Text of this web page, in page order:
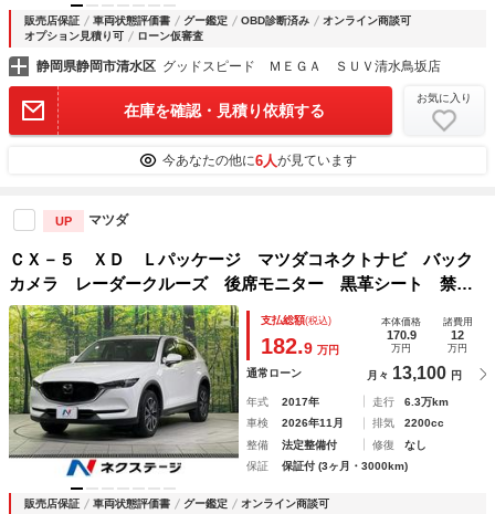
販売店保証 車両状態評価書 グー鑑定 OBD診断済み
オンライン商談可
オプション見積り可
ローン仮審査
静岡県静岡市清水区 グッドスピード ＭＥＧＡ ＳＵＶ清水鳥坂店
在庫を確認・見積り依頼する
お気に入り
今あなたの他に6人が見ています
UP マツダ
ＣＸ－５ ＸＤ Ｌパッケージ マツダコネクトナビ バック
カメラ レーダークルーズ 後席モニター 黒革シート 禁煙
車 クリアランスソナー 電動リアゲート ＬＥＤヘッドライ
ト シートヒーター ステアリングヒーター ＥＴＣ
支払総額(税込)
182.9 万円
本体価格
170.9
万円
諸費用
12
万円
通常ローン 月々 13,100 円
年式 2017年 走行
6.3万km
車検
2026年11月 排気
2200cc
整備
法定整備付 修復
なし
保証
保証付 (3ヶ月・3000km)
販売店保証 車両状態評価書 グー鑑定 オンライン商談可